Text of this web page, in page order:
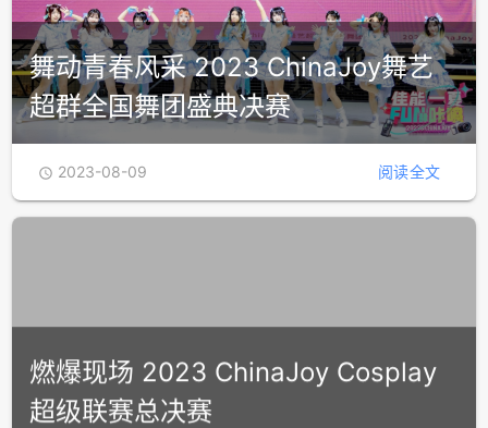
舞动青春风采 2023 ChinaJoy舞艺
超群全国舞团盛典决赛
 2023-08-09 阅读全文
燃爆现场 2023 ChinaJoy Cosplay
超级联赛总决赛